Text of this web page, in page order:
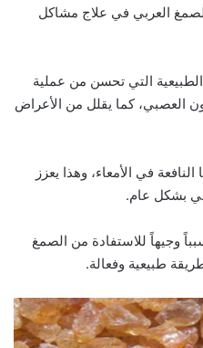
العربي في علاج مشاكل
التي تحسن من عملية
العصبي، كما يقلل من الأعراض
النافعة في الأمعاء، وهذا يعزز
بشكل عام.
وجيهاً للاستفادة من الصمغ
طبيعية وفعالة.